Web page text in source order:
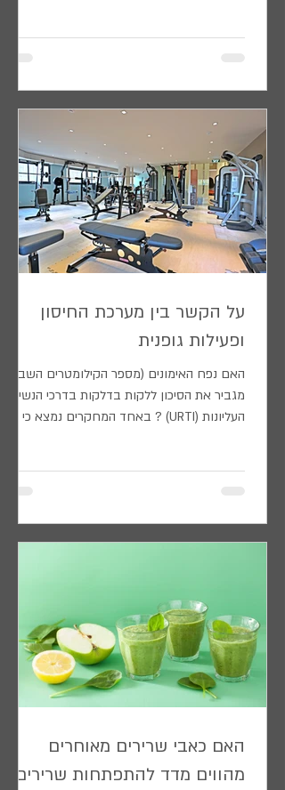
על הקשר בין מערכת החיסון
ופעילות גופנית
האם נפח האימונים (מספר הקילומטרים השבועי)
מגביר את הסיכון ללקות בדלקות בדרכי הנשימה
העליונות (URTI) ? באחד המחקרים נמצא כי
האם כאבי שרירים מאוחרים
מהווים מדד להתפתחות שרירים ?